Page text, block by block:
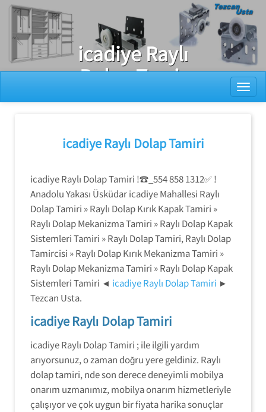
Ray Dolap Tamiri
icadiye Raylı
Dolap Tamir
Edilir
icadiye Raylı Dolap Tamiri
icadiye Raylı Dolap Tamiri !☎_554 858 1312✅ !
Anadolu Yakası Üsküdar icadiye Mahallesi Raylı
Dolap Tamiri » Raylı Dolap Kırık Kapak Tamiri »
Raylı Dolap Mekanizma Tamiri » Raylı Dolap Kapak
Sistemleri Tamiri » Raylı Dolap Tamiri, Raylı Dolap
Tamircisi » Raylı Dolap Kırık Mekanizma Tamiri »
Raylı Dolap Mekanizma Tamiri » Raylı Dolap Kapak
Sistemleri Tamiri ◄ icadiye Raylı Dolap Tamiri ►
Tezcan Usta.
icadiye Raylı Dolap Tamiri
icadiye Raylı Dolap Tamiri ; ile ilgili yardım
arıyorsunuz, o zaman doğru yere geldiniz. Raylı
dolap tamiri, nde son derece deneyimli mobilya
onarım uzmanımız, mobilya onarım hizmetleriyle
çalışıyor ve çok uygun bir fiyata harika sonuçlar